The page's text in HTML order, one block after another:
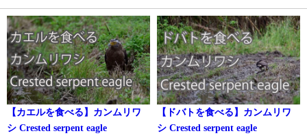
【カエルを食べる】カンムリワ
シ Crested serpent eagle
【ドバトを食べる】カンムリワ
シ Crested serpent eagle